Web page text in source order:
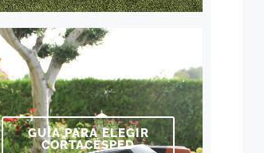
GUÍA PARA ELEGIR
CORTACÉSPED